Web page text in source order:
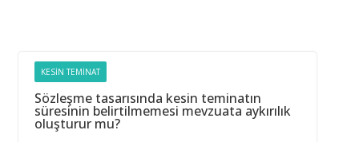
KESIN TEMINAT
Sözleşme tasarısında kesin teminatın
süresinin belirtilmemesi mevzuata aykırılık
oluşturur mu?